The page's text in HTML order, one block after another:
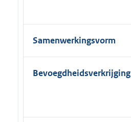
Samenwerkingsvorm
Bevoegdheidsverkrijging